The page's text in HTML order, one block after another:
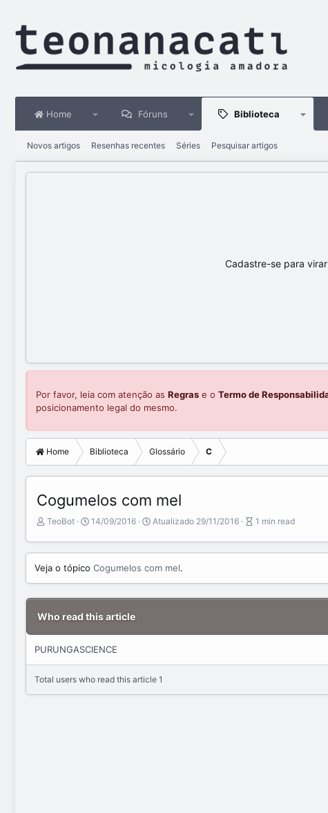
Home Fóruns Biblioteca
Novos artigos Resenhas recentes Séries Pesquisar artigos
Cadastre-se para
Por favor, leia com atenção as Regras e o Termo de
posicionamento legal do mesmo.
Home Biblioteca Glossário C
Cogumelos com mel
A
t
r
TeoBot
P
b
s
h
a
t
e
14/09/2016 Atualizado 29/11/2016
A
t
l
e
a
e
1 min read
Veja o tópico Cogumelos com mel.
Who read this article
PURUNGASCIENCE
Total users who read this article 1